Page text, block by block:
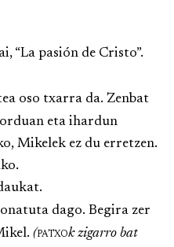
“La pasión de Cristo”.
oso txarra da. Zenbat
eta ihardun
Mikelek ez du erretzen.
dago. Begira zer
(patxok zigarro bat